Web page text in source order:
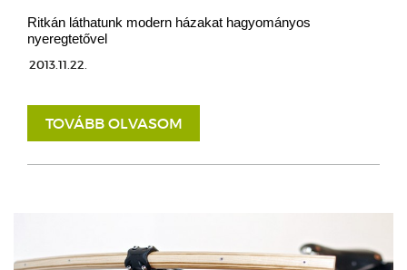
Ritkán láthatunk modern házakat hagyományos
nyeregtetővel
2013.11.22.
TOVÁBB OLVASOM